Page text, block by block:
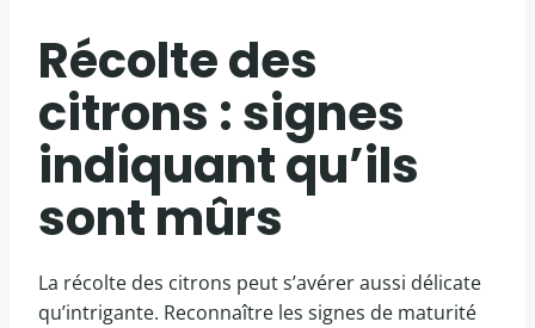
Récolte des
citrons : signes
indiquant qu’ils
sont mûrs
La récolte des citrons peut s’avérer aussi délicate
qu’intrigante. Reconnaître les signes de maturité